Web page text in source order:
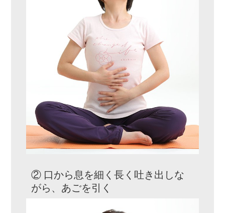
② 口から息を細く長く吐き出しな
がら、あごを引く